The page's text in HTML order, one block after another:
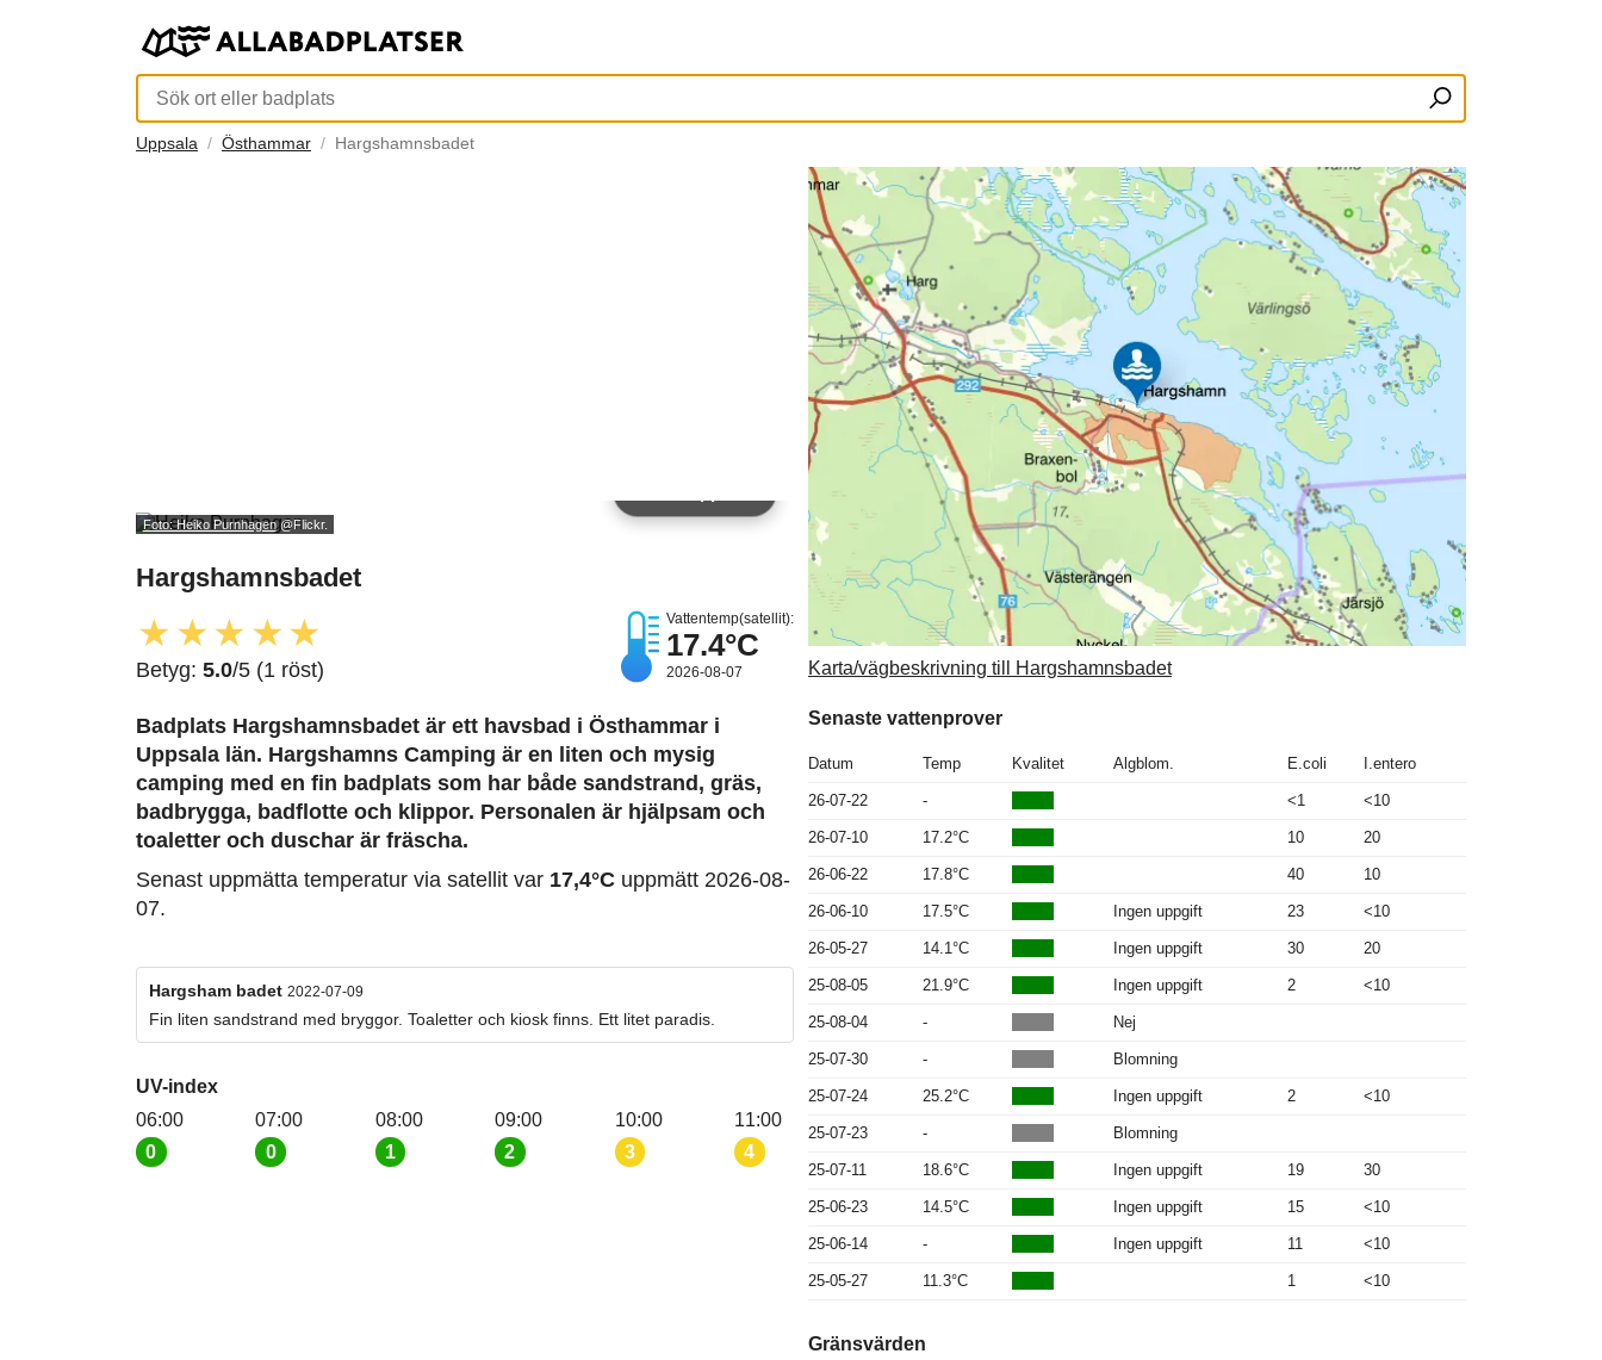
Uppsala Östhammar Hargshamnsbadet
Foto: Heiko Purnhagen@Flickr.
Hargshamnsbadet
★ ★★ ★★
Betyg: 5.0/5 (1 röst)
Vattentemp(satellit):
17.4°C
2026-08-07
Badplats Hargshamnsbadet är ett havsbad i Östhammar i
Uppsala län. Hargshamns Camping är en liten och mysig
camping med en fin badplats som har både sandstrand, gräs,
badbrygga, badflotte och klippor. Personalen är hjälpsam och
toaletter och duschar är fräscha.
Senast uppmätta temperatur via satellit var 17,4°C uppmätt 2026-08-
07.
Hargsham badet 2022-07-09
Fin liten sandstrand med bryggor. Toaletter och kiosk finns. Ett litet paradis.
UV-index
06:00
0
07:00
0
08:00
1
09:00
2
10:00
3
11:00
4
Karta/vägbeskrivning till Hargshamnsbadet
Senaste vattenprover
Datum Temp Kvalitet Algblom. E.coli I.entero
26-07-22 - <1 <10
26-07-10 17.2°C 10 20
26-06-22 17.8°C 40 10
26-06-10 17.5°C Ingen uppgift 23 <10
26-05-27 14.1°C Ingen uppgift 30 20
25-08-05 21.9°C Ingen uppgift 2 <10
25-08-04 - Nej
25-07-30 - Blomning
25-07-24 25.2°C Ingen uppgift 2 <10
25-07-23 - Blomning
25-07-11 18.6°C Ingen uppgift 19 30
25-06-23 14.5°C Ingen uppgift 15 <10
25-06-14 - Ingen uppgift 11 <10
25-05-27 11.3°C 1 <10
Gränsvärden